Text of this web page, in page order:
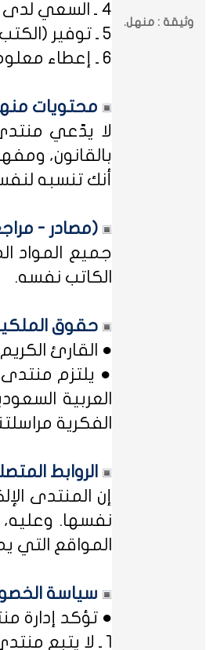
وثيقة : منهل.
4 ـ السعي لدى المنظمات (الحكومية / الخاصة / .. الخ) بطلب أو متابعة (التوظيف / الدراسة / البلاغات / الشكاوى / .. الخ).
5 ـ توفير (الكتب المطبوعة / الدراسات العلمية / البحوث الإجرائية / أوراق العمل / الوثائق / التشريعات / الملخصات / .. الخ).
6 ـ إعطاء معلومات شخصية عن (الكتاب المشاركين في منهل الثقافة التربوية / المسؤولين في مختلف المنظمات / .. الخ).
محتويات
لا يدّعي
بالقانون،
أنك تنسبه
(مصادر -
جميع المواد
الكاتب نفسه.
حقوق
● القارئ
● يلتزم
العربية
الفكرية
الروابط
إن المنتدى
نفسها.
المواقع التي
سياسة
● تؤكد إدارة
1 ـ لا يتبع منتدى منهل الثقافة التربوية أي مؤسسة أو منظمة حكومية ... فمنهل لثقافتك !